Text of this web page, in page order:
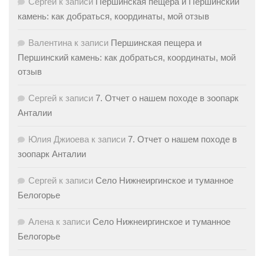
камень: как добраться, координаты, мой отзыв
Валентина к записи Першинская пещера и
Першинский камень: как добраться, координаты, мой
отзыв
Сергей к записи 7. Отчет о нашем походе в зоопарк
Анталии
Юлия Джиоева к записи 7. Отчет о нашем походе в
зоопарк Анталии
Сергей к записи Село Нижнеиргинское и туманное
Белогорье
Алена к записи Село Нижнеиргинское и туманное
Белогорье